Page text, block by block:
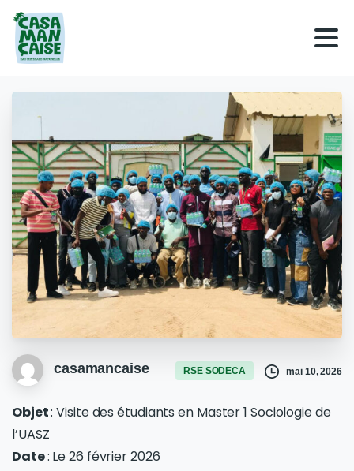
casamancaise RSE SODECA mai 10, 2026
Objet: Visite des étudiants en Master 1 Sociologie de
l’UASZ
Date: Le 26 février 2026